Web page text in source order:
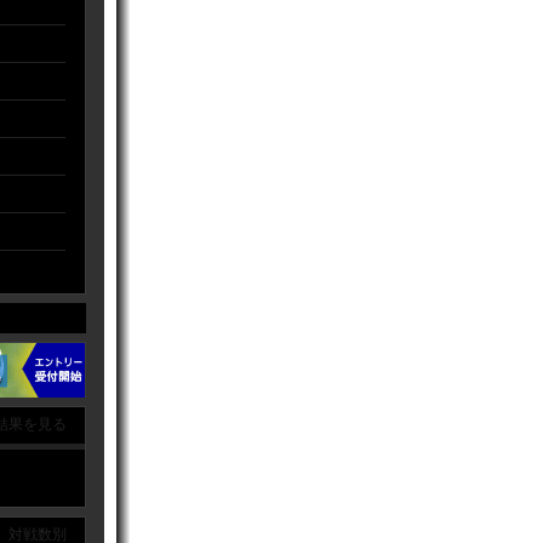
果を見る
対戦数別